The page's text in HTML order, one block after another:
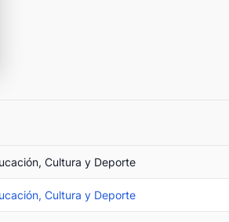
Cultura y Deporte
Cultura y Deporte